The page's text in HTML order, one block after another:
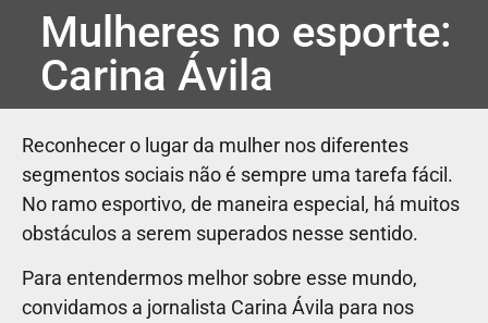
Mulheres no esporte:
Carina Ávila
Reconhecer o lugar da mulher nos diferentes
segmentos sociais não é sempre uma tarefa fácil.
No ramo esportivo, de maneira especial, há muitos
obstáculos a serem superados nesse sentido.
Para entendermos melhor sobre esse mundo,
convidamos a jornalista Carina Ávila para nos